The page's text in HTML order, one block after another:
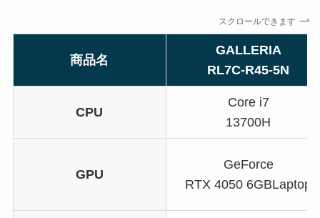
スクロールできます
商品名
GALLERIA
RL7C-R45-5N
CPU
Core i7
13700H
GPU
GeForce
RTX 4050 6GBLaptop